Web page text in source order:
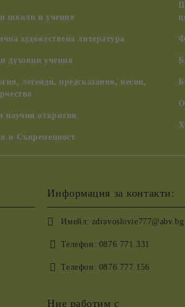
школи и учения
художествена литература
духовни учения
легенди, предсказания, песни,
научни открития
и Съвременност
Информация за контакти:
Имейл: zdravoslovie777@abv.bg
Телефон: 0876 771 331
Телефон: 0876 777 156
Ние работим с